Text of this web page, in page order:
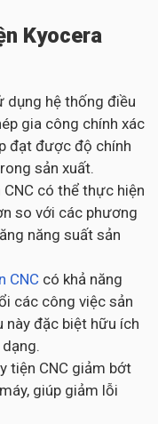
Kyocera
dụng hệ thống điều
gia công chính xác
đạt được độ chính
sản xuất.
có thể thực hiện
so với các phương
năng suất sản
CNC có khả năng
các công việc sản
này đặc biệt hữu ích
tiện CNC giảm bớt
giúp giảm lỗi